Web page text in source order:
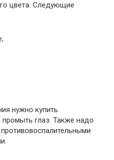
цвета. Следующие
нужно купить
промыть глаз. Также надо